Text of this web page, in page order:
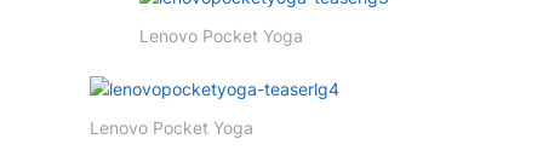
Lenovo Pocket Yoga
Lenovo Pocket Yoga